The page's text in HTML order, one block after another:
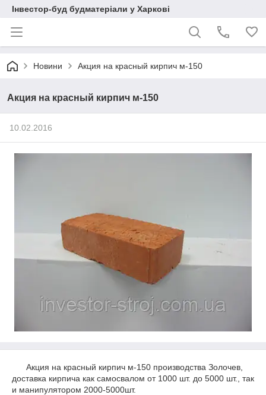
Інвестор-буд будматеріали у Харкові
Новини Акция на красный кирпич м-150
Акция на красный кирпич м-150
10.02.2016
Акция на красный кирпич м-150 производства Золочев,
доставка кирпича как самосвалом от 1000 шт. до 5000 шт., так
и манипулятором 2000-5000шт.